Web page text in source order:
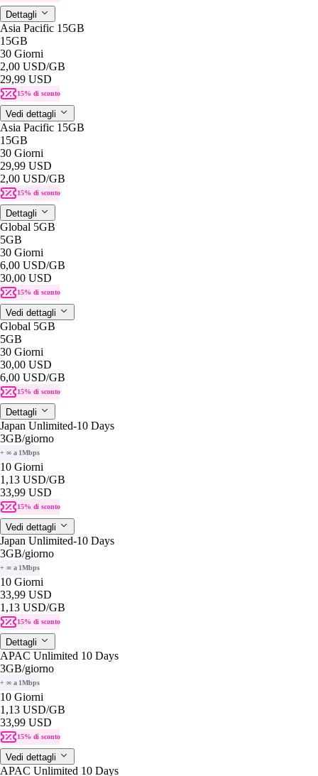
Dettagli
Asia Pacific 15GB
15GB
30 Giorni
2,00 USD/GB
29,99 USD
15% di sconto
Vedi dettagli
Asia Pacific 15GB
15GB
30 Giorni
29,99 USD
2,00 USD/GB
15% di sconto
Dettagli
Global 5GB
5GB
30 Giorni
6,00 USD/GB
30,00 USD
15% di sconto
Vedi dettagli
Global 5GB
5GB
30 Giorni
30,00 USD
6,00 USD/GB
15% di sconto
Dettagli
Japan Unlimited-10 Days
3GB/giorno
+ ∞ a 1Mbps
10 Giorni
1,13 USD/GB
33,99 USD
15% di sconto
Vedi dettagli
Japan Unlimited-10 Days
3GB/giorno
+ ∞ a 1Mbps
10 Giorni
33,99 USD
1,13 USD/GB
15% di sconto
Dettagli
APAC Unlimited 10 Days
3GB/giorno
+ ∞ a 1Mbps
10 Giorni
1,13 USD/GB
33,99 USD
15% di sconto
Vedi dettagli
APAC Unlimited 10 Days